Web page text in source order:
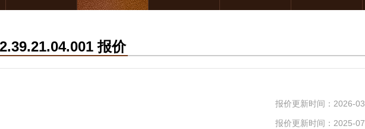
报价
报价更新时间：2026-03
报价更新时间：2025-07